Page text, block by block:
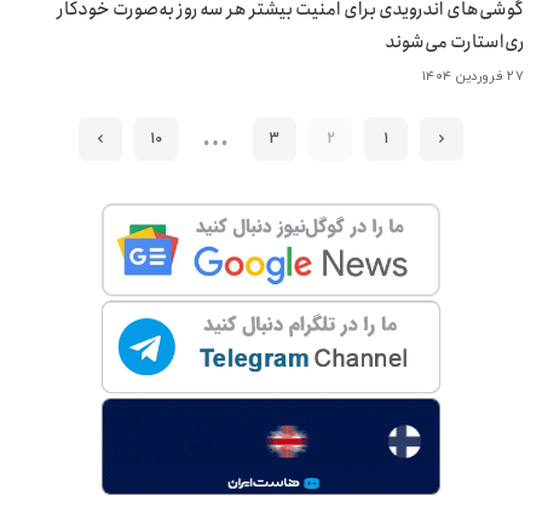
گوشی‌های اندرویدی برای امنیت بیشتر هر سه روز به‌صورت خودکار
ری‌استارت می‌شوند
۲۷ فروردین ۱۴۰۴
1
2
3
…
10